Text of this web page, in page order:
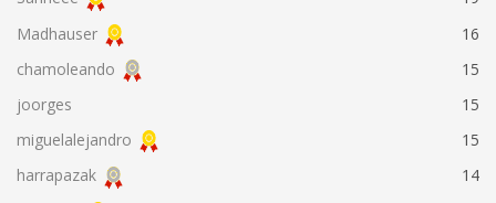
Madhauser
16
chamoleando
15
joorges
15
miguelalejandro
15
harrapazak
14